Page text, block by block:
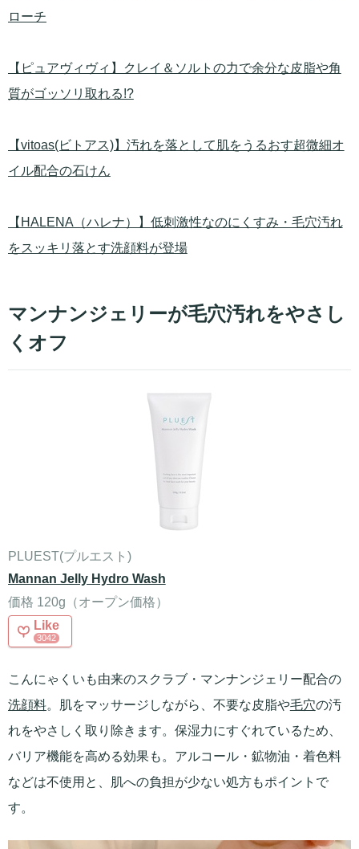
ローチ
【ピュアヴィヴィ】クレイ＆ソルトの力で余分な皮脂や角
質がゴッソリ取れる!?
【vitoas(ビトアス)】汚れを落として肌をうるおす超微細オ
イル配合の石けん
【HALENA（ハレナ）】低刺激性なのにくすみ・毛穴汚れ
をスッキリ落とす洗顔料が登場
マンナンジェリーが毛穴汚れをやさし
くオフ
PLUEST(プルエスト)
Mannan Jelly Hydro Wash
価格 120g（オープン価格）
Like
3042
こんにゃくいも由来のスクラブ・マンナンジェリー配合の
洗顔料。肌をマッサージしながら、不要な皮脂や毛穴の汚
れをやさしく取り除きます。保湿力にすぐれているため、
バリア機能を高める効果も。アルコール・鉱物油・着色料
などは不使用と、肌への負担が少ない処方もポイントで
す。